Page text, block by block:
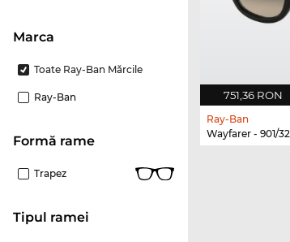
marca
Toate Ray-Ban Mărcile
Ray-Ban
Formă rame
Trapez
Tipul ramei
751,36 RON
Ray-Ban
Wayfarer - 901/32